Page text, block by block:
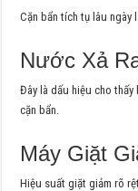
Cặn bẩn tích tụ lâu ngày
Nước Xả
Đây là dấu hiệu cho
cặn bẩn.
Máy Giặt
Hiệu suất giặt giảm rõ